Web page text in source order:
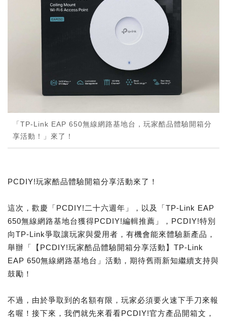
「TP-Link EAP 650無線網路基地台，玩家酷品體驗開箱分
享活動！」來了！
PCDIY!玩家酷品體驗開箱分享活動來了！
這次，歡慶「PCDIY!二十六週年」，以及「TP-Link EAP
650無線網路基地台獲得PCDIY!編輯推薦」，PCDIY!特別
向TP-Link爭取讓玩家與愛用者，有機會能來體驗新產品，
舉辦「【PCDIY!玩家酷品體驗開箱分享活動】TP-Link
EAP 650無線網路基地台」活動，期待舊雨新知繼續支持與
鼓勵！
不過，由於爭取到的名額有限，玩家必須要火速下手刀來報
名喔！接下來，我們就先來看看PCDIY!官方產品開箱文，